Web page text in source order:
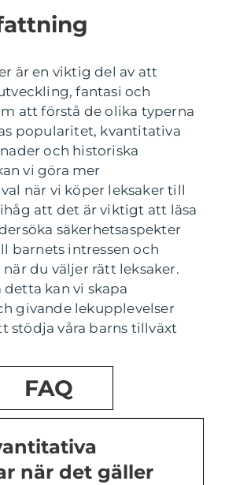
är en viktig del av att
fantasi och
att förstå de olika typerna
popularitet, kvantitativa
och historiska
vi göra mer
när vi köper leksaker till
att det är viktigt att läsa
säkerhetsaspekter
barnets intressen och
du väljer rätt leksaker.
kan vi skapa
givande lekupplevelser
stödja våra barns tillväxt
FAQ
när det gäller